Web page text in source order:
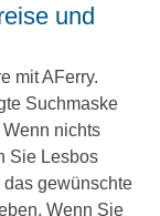
mit AFerry.
Suchmaske
nichts
Sie Lesbos
gewünschte
Wenn Sie